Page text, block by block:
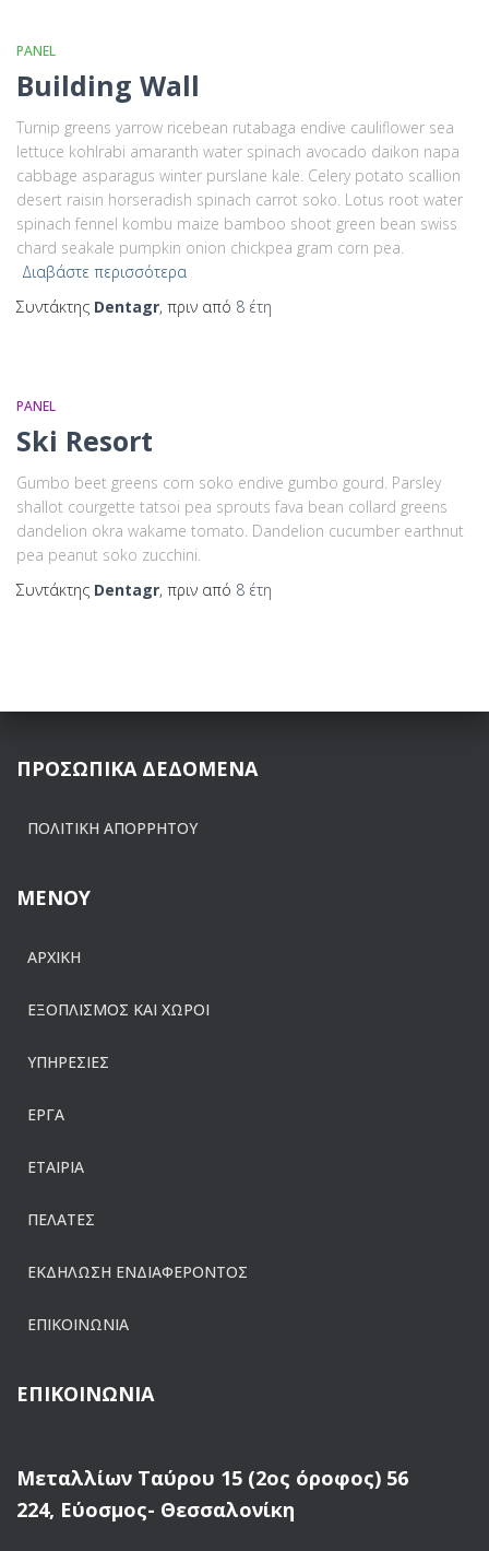
PANEL
Building Wall
Turnip greens yarrow ricebean rutabaga endive cauliflower sea
lettuce kohlrabi amaranth water spinach avocado daikon napa
cabbage asparagus winter purslane kale. Celery potato scallion
desert raisin horseradish spinach carrot soko. Lotus root water
spinach fennel kombu maize bamboo shoot green bean swiss
chard seakale pumpkin onion chickpea gram corn pea.
Διαβάστε περισσότερα
Συντάκτης Dentagr, πριν από 8 έτη
PANEL
Ski Resort
Gumbo beet greens corn soko endive gumbo gourd. Parsley
shallot courgette tatsoi pea sprouts fava bean collard greens
dandelion okra wakame tomato. Dandelion cucumber earthnut
pea peanut soko zucchini.
Συντάκτης Dentagr, πριν από 8 έτη
ΠΡΟΣΩΠΙΚΑ ΔΕΔΟΜΕΝΑ
ΠΟΛΙΤΙΚΗ ΑΠΟΡΡΗΤΟΥ
ΜΕΝΟΥ
ΑΡΧΙΚΗ
ΕΞΟΠΛΙΣΜΟΣ ΚΑΙ ΧΩΡΟΙ
ΥΠΗΡΕΣΙΕΣ
ΕΡΓΑ
ΕΤΑΙΡΙΑ
ΠΕΛΑΤΕΣ
ΕΚΔΗΛΩΣΗ ΕΝΔΙΑΦΕΡΟΝΤΟΣ
ΕΠΙΚΟΙΝΩΝΙΑ
ΕΠΙΚΟΙΝΩΝΙΑ
Μεταλλίων Ταύρου 15 (2ος όροφος) 56
224, Εύοσμος- Θεσσαλονίκη